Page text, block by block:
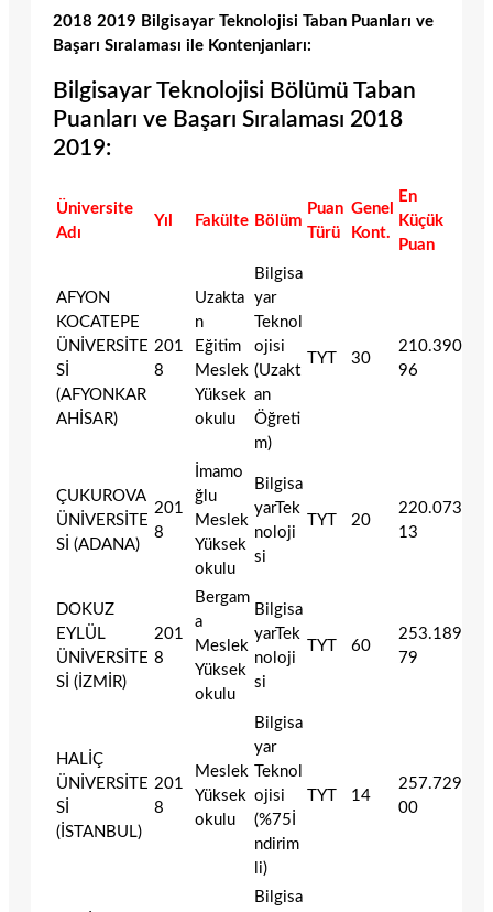
2018 2019 Bilgisayar Teknolojisi Taban Puanları ve
Başarı Sıralaması ile Kontenjanları:
Bilgisayar Teknolojisi Bölümü Taban
Puanları ve Başarı Sıralaması 2018
2019:
Üniversite
Adı
Yıl Fakülte Bölüm
Puan
Türü
Genel
Kont.
En
Küçük
Puan
AFYON
KOCATEPE
ÜNİVERSİTE
Sİ
(AFYONKAR
AHİSAR)
201
8
Uzakta
n
Eğitim
Meslek
Yüksek
okulu
Bilgisa
yar
Teknol
ojisi
(Uzakt
an
Öğreti
m)
TYT 30
210.390
96
ÇUKUROVA
ÜNİVERSİTE
Sİ (ADANA)
201
8
İmamo
ğlu
Meslek
Yüksek
okulu
Bilgisa
yarTek
noloji
si
TYT 20
220.073
13
DOKUZ
EYLÜL
ÜNİVERSİTE
Sİ (İZMİR)
201
8
Bergam
a
Meslek
Yüksek
okulu
Bilgisa
yarTek
noloji
si
TYT 60
253.189
79
HALİÇ
ÜNİVERSİTE
Sİ
(İSTANBUL)
201
8
Meslek
Yüksek
okulu
Bilgisa
yar
Teknol
ojisi
(%75İ
ndirim
li)
TYT 14
257.729
00
Bilgisa